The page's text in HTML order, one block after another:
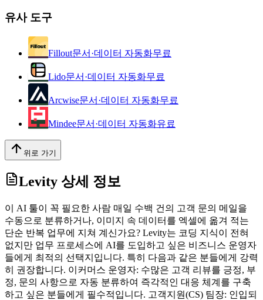
유사 도구
Fillout문서·데이터 자동화무료
Lido문서·데이터 자동화무료
Arcwise문서·데이터 자동화무료
Mindee문서·데이터 자동화유료
위로 가기
Levity 상세 정보
이 AI 툴이 꼭 필요한 사람 매일 수백 건의 고객 문의 메일을
수동으로 분류하거나, 이미지 속 데이터를 엑셀에 옮겨 적는
단순 반복 업무에 지쳐 계신가요? Levity는 코딩 지식이 전혀
없지만 업무 프로세스에 AI를 도입하고 싶은 비즈니스 운영자
들에게 최적의 선택지입니다. 특히 다음과 같은 분들에게 강력
히 권장합니다. 이커머스 운영자: 수많은 고객 리뷰를 긍정, 부
정, 문의 사항으로 자동 분류하여 즉각적인 대응 체계를 구축
하고 싶은 분들에게 필수적입니다. 고객지원(CS) 팀장: 인입되